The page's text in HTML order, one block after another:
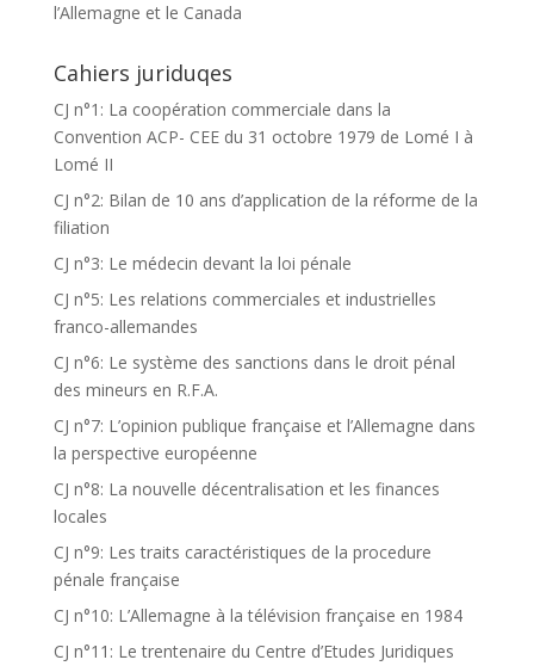
l’Allemagne et le Canada
Cahiers juriduqes
CJ n°1: La coopération commerciale dans la
Convention ACP- CEE du 31 octobre 1979 de Lomé I à
Lomé II
CJ n°2: Bilan de 10 ans d’application de la réforme de la
filiation
CJ n°3: Le médecin devant la loi pénale
CJ n°5: Les relations commerciales et industrielles
franco-allemandes
CJ n°6: Le système des sanctions dans le droit pénal
des mineurs en R.F.A.
CJ n°7: L’opinion publique française et l’Allemagne dans
la perspective européenne
CJ n°8: La nouvelle décentralisation et les finances
locales
CJ n°9: Les traits caractéristiques de la procedure
pénale française
CJ n°10: L’Allemagne à la télévision française en 1984
CJ n°11: Le trentenaire du Centre d’Etudes Juridiques